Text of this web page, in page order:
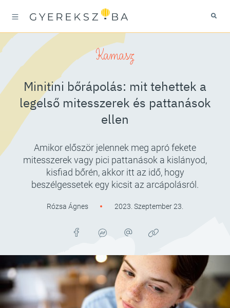
Kamasz
Minitini bőrápolás: mit tehettek a
legelső mitesszerek és pattanások
ellen
Amikor először jelennek meg apró fekete
mitesszerek vagy pici pattanások a kislányod,
kisfiad bőrén, akkor itt az idő, hogy
beszélgessetek egy kicsit az arcápolásról.
Rózsa Ágnes 2023. Szeptember 23.